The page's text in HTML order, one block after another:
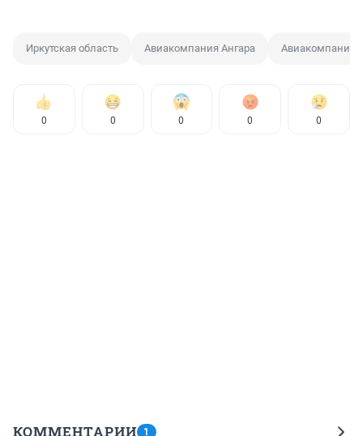
Иркутская область Авиакомпания Ангара Авиакомпания
0 0 0 0 0
КОММЕНТАРИИ 1